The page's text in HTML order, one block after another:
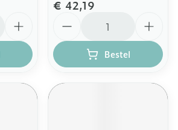
€ 42,19
Bestel